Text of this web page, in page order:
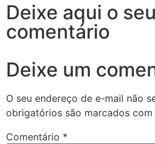
Deixe aqui o seu
comentário
Deixe um
O seu endereço de e-mail não
obrigatórios são marcados com
Comentário *